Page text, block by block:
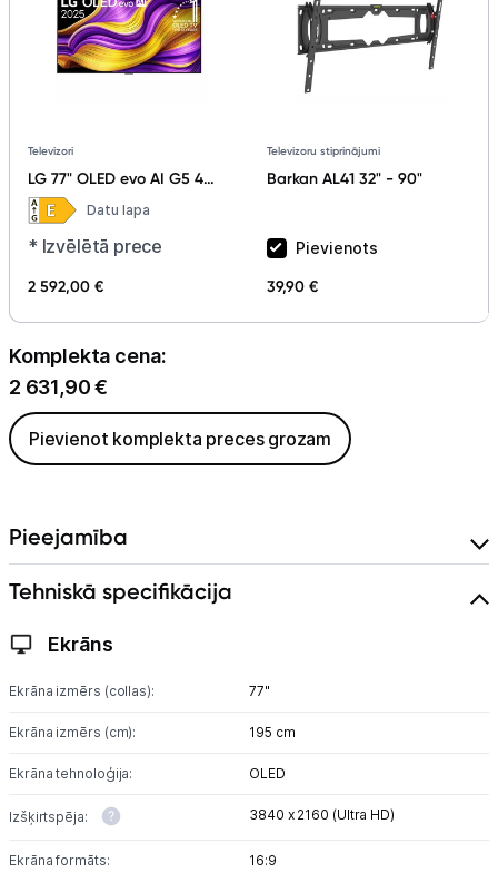
Televizori
LG 77" OLED evo AI G5 4K
OLED77G51LW
Datu lapa
* Izvēlētā prece
2 592,00 €
Televizoru stiprinājumi
Barkan AL41 32" - 90"
Pievienots
39,90 €
Komplekta cena:
2 631,90€
Pievienot komplekta preces grozam
Pieejamība
Tehniskā specifikācija
Ekrāns
Ekrāna izmērs (collas): 77"
Ekrāna izmērs (cm): 195 cm
Ekrāna tehnoloģija: OLED
Izšķirtspēja: 3840 x 2160 (Ultra HD)
Ekrāna formāts: 16:9